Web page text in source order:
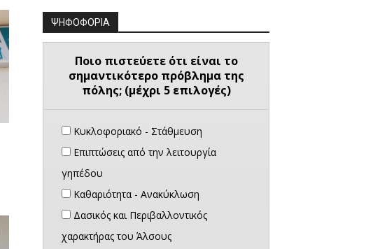
ΨΗΦΟΦΟΡΙΑ
Ποιο πιστεύετε ότι είναι το
σημαντικότερο πρόβλημα της
πόλης; (μέχρι 5 επιλογές)
Κυκλοφοριακό - Στάθμευση
Επιπτώσεις από την λειτουργία
γηπέδου
Καθαριότητα - Ανακύκλωση
Δασικός και Περιβαλλοντικός
χαρακτήρας του Άλσους